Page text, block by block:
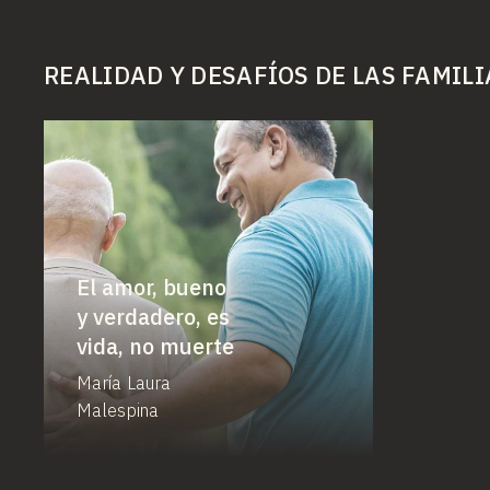
REALIDAD Y DESAFÍOS DE LAS
El amor, bueno
y verdadero, es
vida, no muerte
María Laura
Malespina